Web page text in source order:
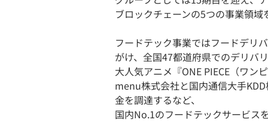
ブロックチェーンの5つの事業領
フードテック事業ではフードデリ
がけ、全国47都道府県でのデリバ
大人気アニメ『ONE PIECE（ワン
menu株式会社と国内通信大手
金を調達するなど、
国内No.1のフードテックサービス